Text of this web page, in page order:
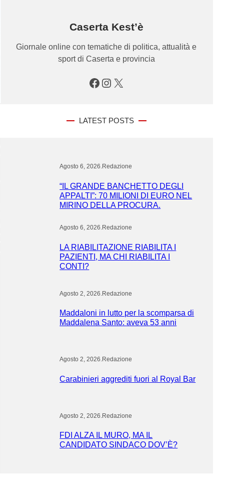
Caserta Kest’è
Giornale online con tematiche di politica, attualità e
sport di Caserta e provincia
Facebook Instagram X
LATEST POSTS
Agosto 6, 2026.Redazione
“IL GRANDE BANCHETTO DEGLI
APPALTI”: 70 MILIONI DI EURO NEL
MIRINO DELLA PROCURA.
Agosto 6, 2026.Redazione
LA RIABILITAZIONE RIABILITA I
PAZIENTI, MA CHI RIABILITA I
CONTI?
Agosto 2, 2026 Redazione
Maddaloni in lutto per la scomparsa di
Maddalena Santo: aveva 53 anni
Agosto 2, 2026.Redazione
Carabinieri aggrediti fuori al Royal Bar
Agosto 2, 2026 Redazione
FDI ALZA IL MURO, MA IL
CANDIDATO SINDACO DOV’È?